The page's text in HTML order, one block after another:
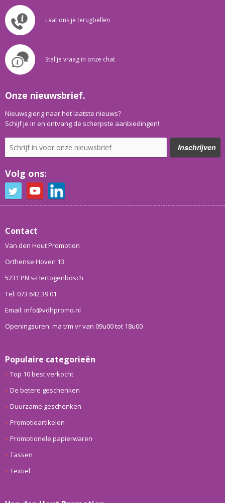
Laat ons je terugbellen
Stel je vraag in onze chat
Onze nieuwsbrief.
Nieuwsgierig naar het laatste nieuws?
Schijf je in en ontvang de scherpste aanbiedingen!
Volg ons:
Contact
Van den Hout Promotion
Orthense Hoven 13
5231 PN s-Hertogenbosch
Tel: 073 642 39 01
Email: info@vdhpromo.nl
Openingsuren: ma t/m vr van 09u00 tot 18u00
Populaire categorieën
Top 10 best verkocht
De betere geschenken
Duurzame geschenken
Promotieartikelen
Promotionele papierwaren
Tassen
Textiel